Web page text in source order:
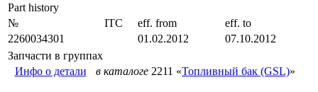
Part history
№
ITC eff. from
eff. to
2260034301
01.02.2012
07.10.2012
Запчасти в группах
Инфо о детали
в каталоге 2211 «Топливный бак (GSL)»